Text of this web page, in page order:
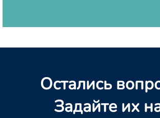
Остались
Задайте их